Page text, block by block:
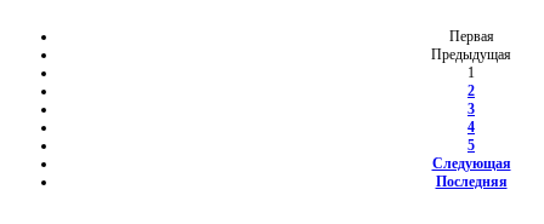
Первая
Предыдущая
1
2
3
4
5
Следующая
Последняя